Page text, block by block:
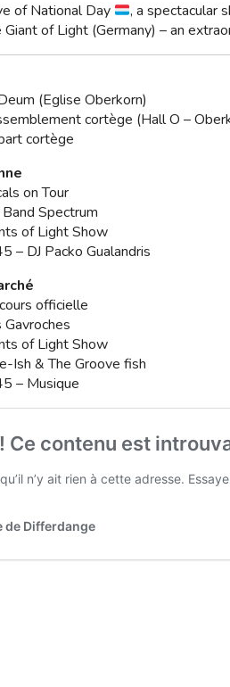
of National Day
, a spectacular
of Light (Germany) – an
(Eglise Oberkorn)
cortège (Hall O –
cortège
on Tour
Spectrum
of Light Show
– DJ Packo Gualandris
officielle
of Light Show
Ish & The Groove fish
– Musique